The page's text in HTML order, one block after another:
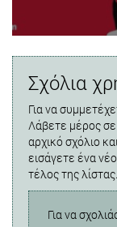
Σχόλια
Για να
Λάβετε μέρος
αρχικό σχόλιο
εισάγετε ένα
τέλος της λίστας.
Για να